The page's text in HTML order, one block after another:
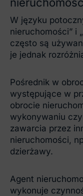
W języku
nieruchomości” i
często są
je jednak
Pośrednik w
występujące w
obrocie
wykonywaniu
zawarcia przez
nieruchomości,
dzierżawy.
Agent
wykonuje